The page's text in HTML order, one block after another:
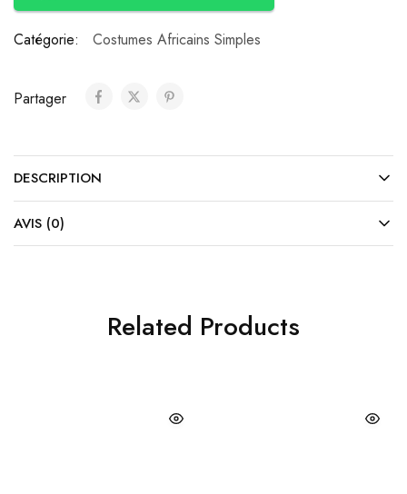
Catégorie: Costumes Africains Simples
Partager
DESCRIPTION
AVIS (0)
Related Products